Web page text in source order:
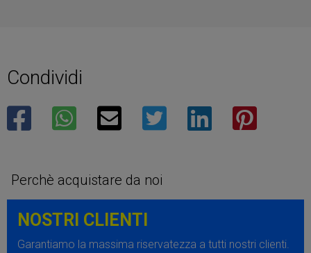
Condividi
facebook whatsapp mail twitter linkedin
Perchè acquistare da noi
NOSTRI CLIENTI
Garantiamo la massima riservatezza a tutti nostri clienti.